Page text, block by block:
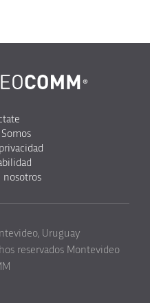
nosotros
Uruguay
reservados Montevideo